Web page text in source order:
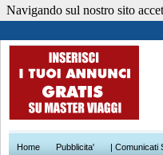
Home Pubblicita' | Comunicati
Navigando sul nostro sito